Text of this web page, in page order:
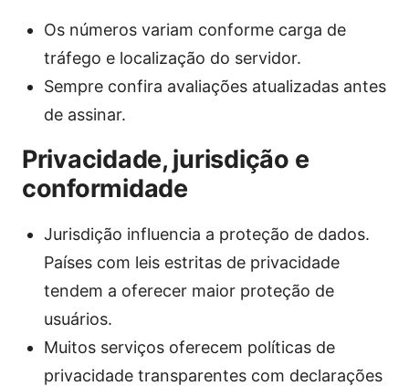
Os números variam conforme carga de
tráfego e localização do servidor.
Sempre confira avaliações atualizadas antes
de assinar.
Privacidade, jurisdição e
conformidade
Jurisdição influencia a proteção de dados.
Países com leis estritas de privacidade
tendem a oferecer maior proteção de
usuários.
Muitos serviços oferecem políticas de
privacidade transparentes com declarações